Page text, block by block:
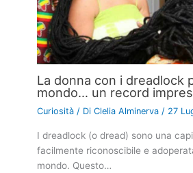
La donna con i dreadlock
mondo… un record
Curiosità / DiClelia Alminerva / 27
I dreadlock (o dread) sono una
facilmente riconoscibile e
mondo. Questo…